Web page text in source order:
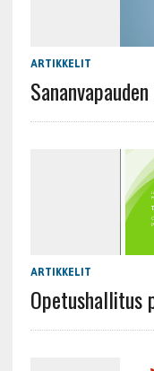
ARTIKKELIT
ARTIKKELIT
Opetushallitus